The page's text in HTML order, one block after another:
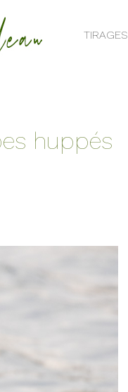
TIRAGES
huppés
TIRAGES